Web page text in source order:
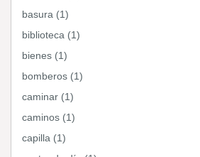
basura (1)
biblioteca (1)
bienes (1)
bomberos (1)
caminar (1)
caminos (1)
capilla (1)